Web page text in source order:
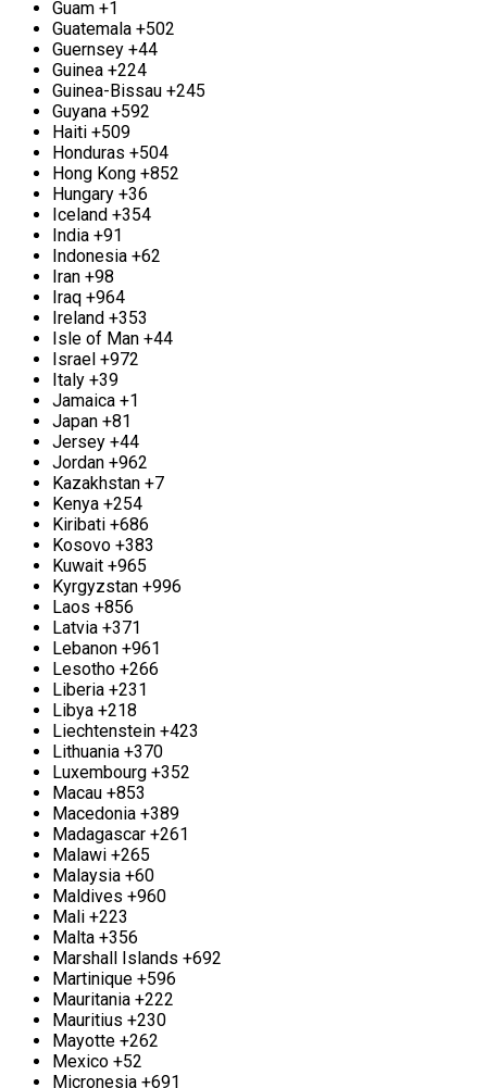
В Старой Купавне мы также предлагаем услуги по
приему бронзы по конкурентоспособным ценам.
Этот металл славится своими превосходными
литейными свойствами, а также устойчивостью к
температурным колебаниям и коррозии, что
делает его ценным цветным металлом. Если у вас
есть ненужный лом бронзы и не знаете, как с ним
поступить, обратитесь в компанию «Втормет». Мы
предоставим выгодные условия сотрудничества.
Для крупных партий возможен выезд на ваш
участок для сбора. Оплату можно произвести как
наличными, так и безналичным способом.
Прием и вывоз нержавеющей стали в Старой
Купавне
Нержавеющая сталь — универсальный металл,
который находит широкое применение в
создании домашних предметов, таких как
кастрюли, сковороды, ведра и множество других
изделий. Как часто у нас скапливаются ненужные
вещи из этого материала, занимая драгоценное
пространство. Зачем хранить эти излишки, когда
их можно сдать в металлолом, превращая
бесполезные предметы в средства? Фирма
«Втормет» в Старой Купавне предлагает услуги по
приему нержавейки любых объемов. Если у вас
имеется значительное количество этого металла,
мы также организуем его вывоз, чтобы процесс
был для вас максимально комфортным. Все
расчеты производятся на месте, гарантируя
прозрачность и оперативность. Не упустите
возможность освободить свои пространства и
превратить старое в новое — с помощью
«Втормет» ваши ненужные вещи могут получить
вторую жизнь.
Прием и вывоз свинца в Старой Купавне
Если у вас есть лишний свинец, и вы не знаете,
как с ним распорядиться, то сдача его в пункт
приёма металлолома станет великолепным
решением: это не только избавит вас от
ненужного бремени, но и принесёт пользу в виде
заработка. Компания «Втормет» с радостью
предлагает свои услуги по приему свинца в
Старой Купавне. Мы принимаем любые объемы
материала и гарантируем лучшие цены на рынке.
Наши условия ясны и прозрачны для каждого
клиента, а вы можете самостоятельно проверить
точность весов, что обеспечит вам уверенность в
честности сделки. Для вашего удобства наш пункт
Guam +1
Guatemala +502
Guernsey +44
Guinea +224
Guinea-Bissau +245
Guyana +592
Haiti +509
Honduras +504
Hong Kong +852
Hungary +36
Iceland +354
India +91
Indonesia +62
Iran +98
Iraq +964
Ireland +353
Isle of Man +44
Israel +972
Italy +39
Jamaica +1
Japan +81
Jersey +44
Jordan +962
Kazakhstan +7
Kenya +254
Kiribati +686
Kosovo +383
Kuwait +965
Kyrgyzstan +996
Laos +856
Latvia +371
Lebanon +961
Lesotho +266
Liberia +231
Libya +218
Liechtenstein +423
Lithuania +370
Luxembourg +352
Macau +853
Macedonia +389
Madagascar +261
Malawi +265
Malaysia +60
Maldives +960
Mali +223
Malta +356
Marshall Islands +692
Martinique +596
Mauritania +222
Mauritius +230
Mayotte +262
Mexico +52
Micronesia +691